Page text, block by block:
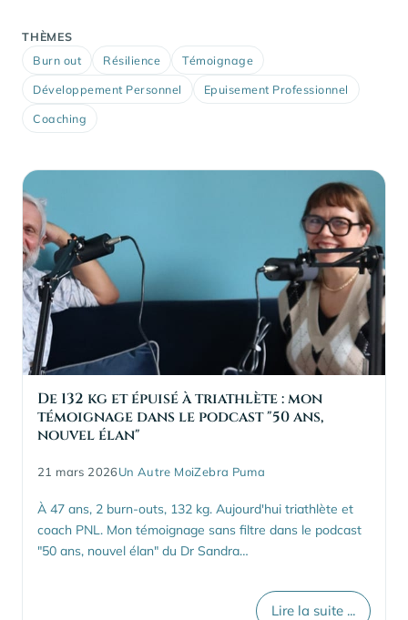
THÈMES
Burn out
Résilience
Témoignage
Développement Personnel
Epuisement Professionnel
Coaching
De 132 kg et épuisé à triathlète : mon
témoignage dans le podcast "50 ans,
nouvel élan"
21 mars 2026Un Autre MoiZebra Puma
À 47 ans, 2 burn-outs, 132 kg. Aujourd'hui triathlète et
coach PNL. Mon témoignage sans filtre dans le podcast
"50 ans, nouvel élan" du Dr Sandra…
Lire la suite ...